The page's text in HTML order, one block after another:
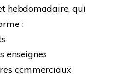
hebdomadaire, qui
:
enseignes
commerciaux